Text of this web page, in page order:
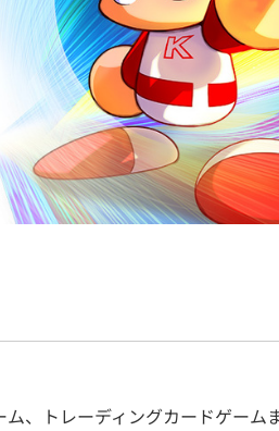
契約内容・クーポン
、トレーディングカードゲーム